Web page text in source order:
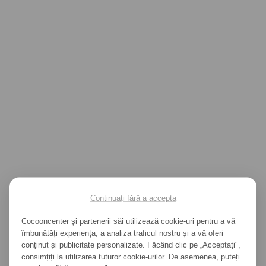
500
Continuați fără a accepta
Cocooncenter și partenerii săi utilizează cookie-uri pentru a vă
îmbunătăți experiența, a analiza traficul nostru și a vă oferi
conținut și publicitate personalizate. Făcând clic pe „Acceptați",
consimțiți la utilizarea tuturor cookie-urilor. De asemenea, puteți